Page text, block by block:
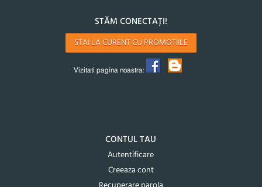
STĂM CONECTAȚI!
STAI LA CURENT CU PROMOTIILE
Vizitati pagina noastra:
CONTUL TAU
Autentificare
Creeaza cont